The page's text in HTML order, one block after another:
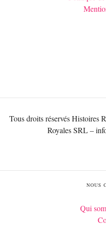
Tous droits réservés Histoires
Royales SRL –
NOUS
Qui